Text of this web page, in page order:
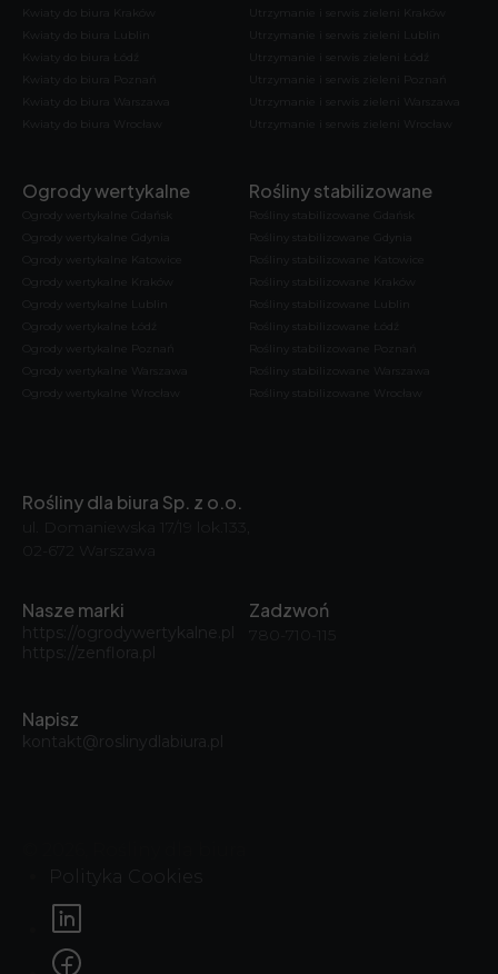
Kwiaty do biura Kraków
Kwiaty do biura Lublin
Kwiaty do biura Łódź
Kwiaty do biura Poznań
Kwiaty do biura Warszawa
Kwiaty do biura Wrocław
Utrzymanie i serwis zieleni Kraków
Utrzymanie i serwis zieleni Lublin
Utrzymanie i serwis zieleni Łódź
Utrzymanie i serwis zieleni Poznań
Utrzymanie i serwis zieleni Warszawa
Utrzymanie i serwis zieleni Wrocław
Ogrody wertykalne
Ogrody wertykalne Gdańsk
Ogrody wertykalne Gdynia
Ogrody wertykalne Katowice
Ogrody wertykalne Kraków
Ogrody wertykalne Lublin
Ogrody wertykalne Łódź
Ogrody wertykalne Poznań
Ogrody wertykalne Warszawa
Ogrody wertykalne Wrocław
Rośliny stabilizowane
Rośliny stabilizowane Gdańsk
Rośliny stabilizowane Gdynia
Rośliny stabilizowane Katowice
Rośliny stabilizowane Kraków
Rośliny stabilizowane Lublin
Rośliny stabilizowane Łódź
Rośliny stabilizowane Poznań
Rośliny stabilizowane Warszawa
Rośliny stabilizowane Wrocław
Rośliny dla biura Sp. z o.o.
ul. Domaniewska 17/19 lok.133,
Nasze marki
https://ogrodywertykalne.pl
https://zenflora.pl
Zadzwoń
780-710-115
Napisz
kontakt@roslinydlabiura.pl
Polityka Cookies